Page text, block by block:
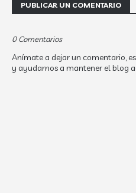
PUBLICAR UN COMENTARIO
0 Comentarios
Anímate a dejar un comentario,
y ayudarnos a mantener el blog